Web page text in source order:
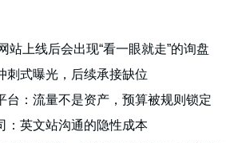
站上线后会出现“看一眼就走”的询盘
刺式曝光，后续承接缺位
台：流量不是资产，预算被规则锁定
：英文站沟通的隐性成本